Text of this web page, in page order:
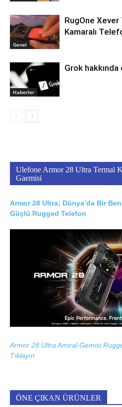
Genel
RugOne
Kamaralı
Haberler
Grok
Ulefone Armor 28 Ultra Termal
Gaemisi
Armor 28 Ultra; Dünya’da Bir
Güçlü Rugged Telefon
Armor 28 Ultra Amiral Gemisi
Tıklayın
ÖNE ÇIKAN ÜRÜNLER